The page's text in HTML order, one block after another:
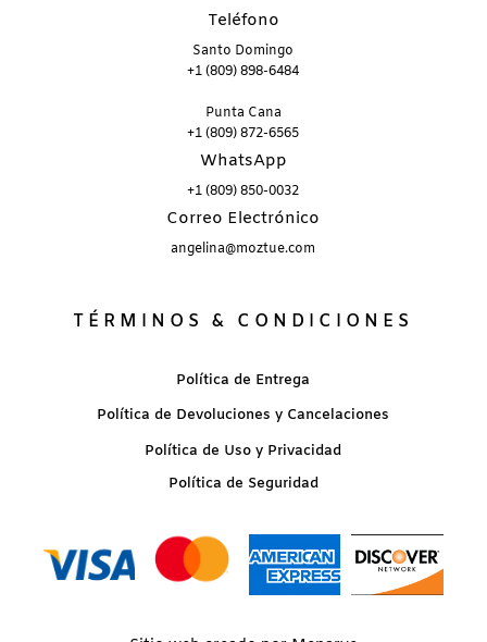
Teléfono
Santo Domingo
+1 (809) 898-6484
Punta Cana
+1 (809) 872-6565
WhatsApp
+1 (809) 850-0032
Correo Electrónico
angelina@moztue.com
TÉRMINOS & CONDICIONES
Política de Entrega
Política de Devoluciones y Cancelaciones
Política de Uso y Privacidad
Política de Seguridad